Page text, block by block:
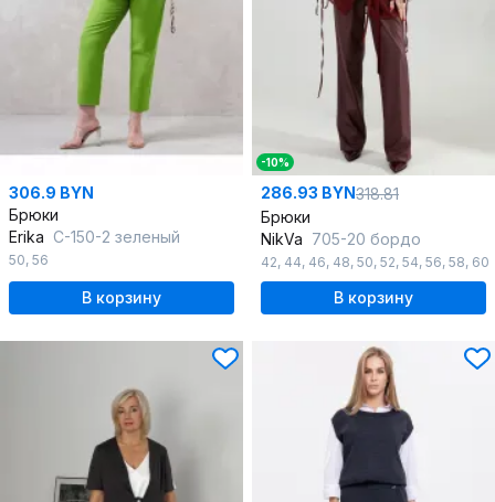
306.9 BYN
Брюки
Erika С-150-2 зеленый
50, 56
В корзину
-10%
286.93 BYN318.81
Брюки
NikVa 705-20 бордо
42, 44, 46, 48, 50, 52, 54, 56, 58, 60
В корзину